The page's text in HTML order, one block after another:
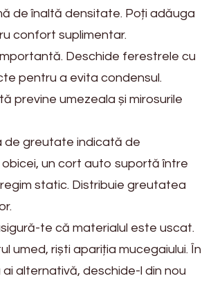
de înaltă densitate. Poți adăuga
confort suplimentar.
Deschide ferestrele cu
pentru a evita condensul.
previne umezeala și mirosurile
de greutate indicată de
un cort auto suportă între
regim static. Distribuie greutatea
te că materialul este uscat.
umed, riști apariția mucegaiului. În
ai alternativă, deschide-l din nou